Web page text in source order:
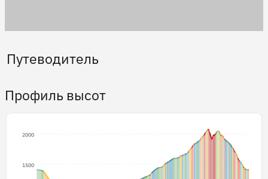
Путеводитель
Профиль высот
1500
2000